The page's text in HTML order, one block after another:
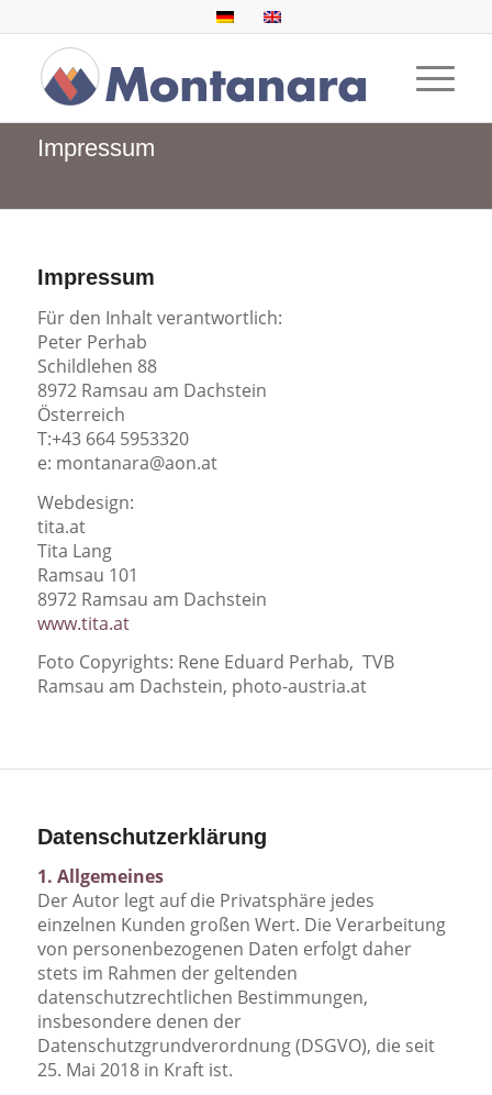
Impressum
Impressum
Für den Inhalt verantwortlich:
Peter Perhab
Schildlehen 88
8972 Ramsau am Dachstein
Österreich
T:+43 664 5953320
e: montanara@aon.at
Webdesign:
tita.at
Tita Lang
Ramsau 101
8972 Ramsau am Dachstein
www.tita.at
Foto Copyrights: Rene Eduard Perhab, TVB
Ramsau am Dachstein, photo-austria.at
Datenschutzerklärung
1. Allgemeines
Der Autor legt auf die Privatsphäre jedes
einzelnen Kunden großen Wert. Die Verarbeitung
von personenbezogenen Daten erfolgt daher
stets im Rahmen der geltenden
datenschutzrechtlichen Bestimmungen,
insbesondere denen der
Datenschutzgrundverordnung (DSGVO), die seit
25. Mai 2018 in Kraft ist.